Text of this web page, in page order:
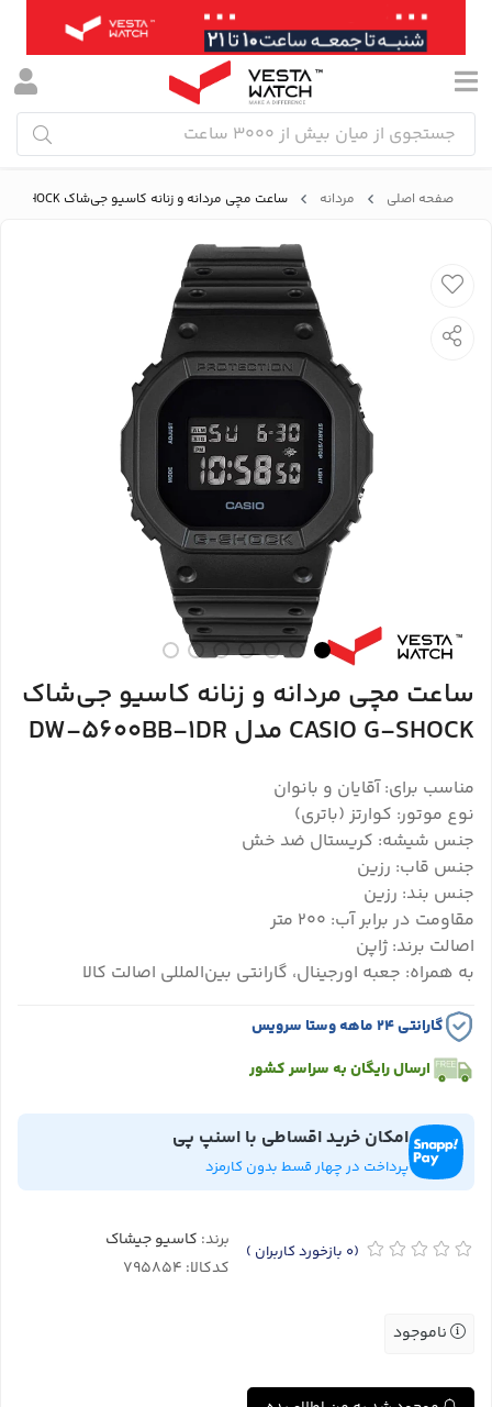
صفحه اصلی مردانه ساعت مچی مردانه و زنانه کاسیو جی‌شاک CASIO G-SHOCK مدل DW-5600BB-1DR
ساعت مچی مردانه و زنانه کاسیو جی‌شاک
CASIO G-SHOCK مدل DW-5600BB-1DR
مناسب برای: آقایان و بانوان
نوع موتور: کوارتز (باتری)
جنس شیشه: کریستال ضد خش
جنس قاب: رزین
جنس بند: رزین
مقاومت در برابر آب: ۲۰۰ متر
اصالت برند: ژاپن
به همراه: جعبه اورجینال، گارانتی بین‌المللی اصالت کالا
گارانتی ۲۴ ماهه وستا سرویس
ارسال رایگان به سراسر کشور
امکان خرید اقساطی با اسنپ پی
پرداخت در چهار قسط بدون کارمزد
(0 بازخورد کاربران ) برند: کاسیو جیشاک
کدکالا:
ناموجود